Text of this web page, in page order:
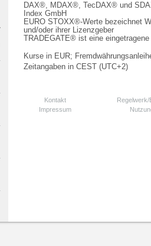
DAX®, MDAX®, TecDAX® und
Index GmbH
EURO STOXX®-Werte bezeichnet
und/oder ihrer Lizenzgeber
TRADEGATE® ist eine
Kurse in EUR;
Zeitangaben in CEST (UTC+2)
Kontakt
Impressum